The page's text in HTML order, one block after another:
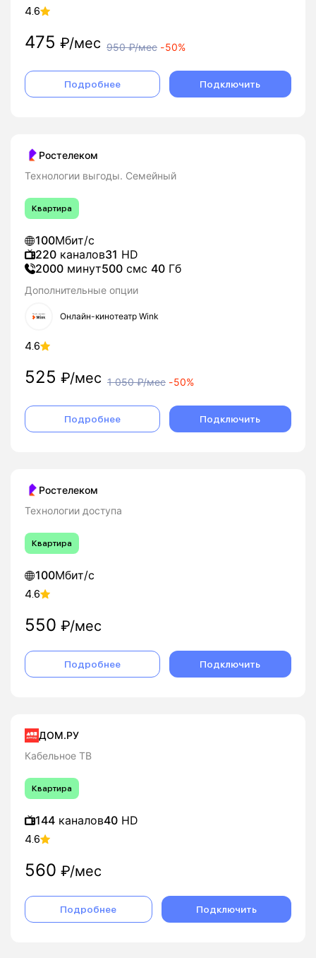
4.6
475 ₽/мес 950₽/мес -50%
Подробнее Подключить
Ростелеком
Технологии выгоды. Семейный
Квартира
100Мбит/с
220 каналов31 HD
2000 минут500 смс 40 Гб
Дополнительные опции
Онлайн-кинотеатр Wink
4.6
525 ₽/мес 1 050₽/мес -50%
Подробнее Подключить
Ростелеком
Технологии доступа
Квартира
100Мбит/с
4.6
550 ₽/мес
Подробнее Подключить
ДОМ.РУ
Кабельное ТВ
Квартира
144 каналов40 HD
4.6
560 ₽/мес
Подробнее Подключить